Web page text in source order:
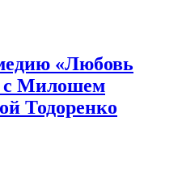
«Любовь
с Милошем
Тодоренко